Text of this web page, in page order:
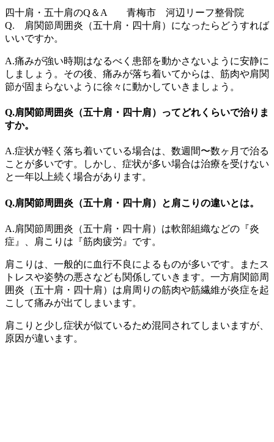
四十肩・五十肩のQ＆A 青梅市 河辺リーフ整骨院
Q. 肩関節周囲炎（五十肩・四十肩）になったらどうすれば
いいですか。
A.痛みが強い時期はなるべく患部を動かさないように安静に
しましょう。その後、痛みが落ち着いてからは、筋肉や肩関
節が固まらないように徐々に動かしていきましょう。
Q.肩関節周囲炎（五十肩・四十肩）ってどれくらいで治りま
すか。
A.症状が軽く落ち着いている場合は、数週間〜数ヶ月で治る
ことが多いです。しかし、症状が多い場合は治療を受けない
と一年以上続く場合があります。
Q.肩関節周囲炎（五十肩・四十肩）と肩こりの違いとは。
A.肩関節周囲炎（五十肩・四十肩）は軟部組織などの『炎
症』、肩こりは『筋肉疲労』です。
肩こりは、一般的に血行不良によるものが多いです。またス
トレスや姿勢の悪さなども関係していきます。一方肩関節周
囲炎（五十肩・四十肩）は肩周りの筋肉や筋繊維が炎症を起
こして痛みが出てしまいます。
肩こりと少し症状が似ているため混同されてしまいますが、
原因が違います。